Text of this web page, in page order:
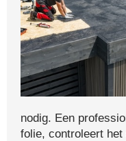
nodig. Een
folie, controleert